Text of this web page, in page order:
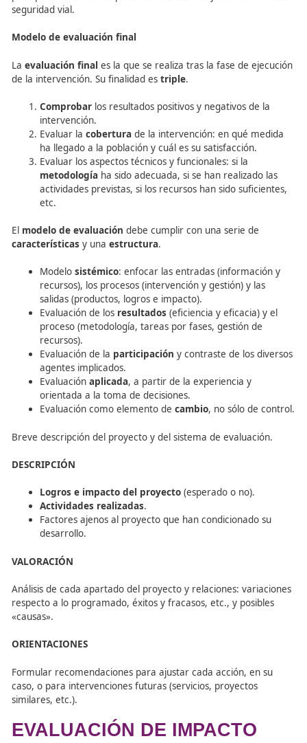
Este artículo ofrece una guía detallada sobre la
profesor de autoescuela. Desde la evaluación final hasta
técnicas económicas clave, se abordan aspectos como
accidentalidad, movilidad y perspectiva
seguridad vial.
Modelo de evaluación final
evaluación finales la que se realiza tras la fase de
de la intervención. Su finalidad estriple.
Comprobar
los resultados positivos y negativos
intervención.
ha llegado a la población y cuál es su satisfacción.
Evaluar los aspectos técnicos y funcionales: si la
metodologíaha sido adecuada, si se han
actividades previstas, si los recursos han sido
etc.
modelo de evaluación
característicasy unaestructura.
: enfocar las entradas
recursos), los procesos (intervención y gestión) y
Evaluación de los
recursos).
Evaluación de laparticipacióny contraste de los
agentes implicados.
orientada a la toma de decisiones.
Breve descripción del proyecto y del sistema de
DESCRIPCIÓN
Logros e impacto del proyecto (esperado o no).
Actividades realizadas .
desarrollo.